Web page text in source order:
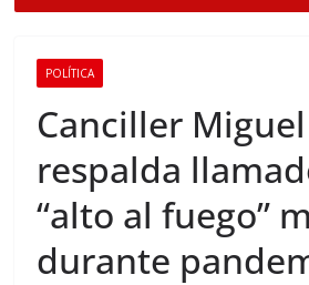
POLÍTICA
Canciller
respalda
“alto al fuego”
durante